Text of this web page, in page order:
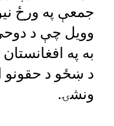
جمعې په ورځ
وویل چې د
به په
د ښځو د حقونو
ونشۍ.